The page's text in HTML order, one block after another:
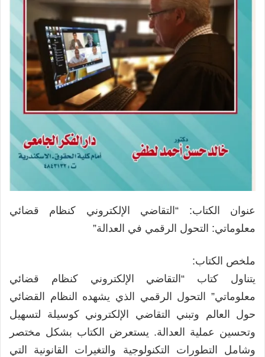
عنوان الكتاب: “التقاضي الإلكتروني كنظام قضائي
معلوماتي: التحول الرقمي في العدالة”
ملخص الكتاب:
يتناول كتاب “التقاضي الإلكتروني كنظام قضائي
معلوماتي” التحول الرقمي الذي يشهده النظام القضائي
حول العالم وتبني التقاضي الإلكتروني كوسيلة لتسهيل
وتحسين عملية العدالة. يستعرض الكتاب بشكل مختصر
وشامل التطورات التكنولوجية والتغيرات القانونية التي